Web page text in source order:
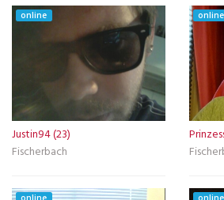
online
Justin94 (23)
Fischerbach
online
online online